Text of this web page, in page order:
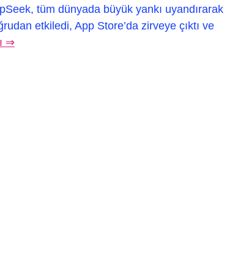
tüm dünyada büyük yankı uyandırarak
etkiledi, App Store’da zirveye çıktı ve
⇒